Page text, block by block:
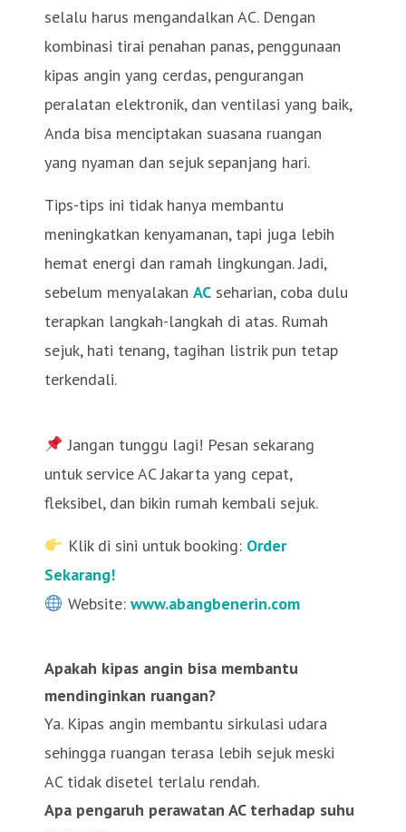
selalu harus mengandalkan AC. Dengan
kombinasi tirai penahan panas, penggunaan
kipas angin yang cerdas, pengurangan
peralatan elektronik, dan ventilasi yang baik,
Anda bisa menciptakan suasana ruangan
yang nyaman dan sejuk sepanjang hari.
Tips-tips ini tidak hanya membantu
meningkatkan kenyamanan, tapi juga lebih
hemat energi dan ramah lingkungan. Jadi,
sebelum menyalakan AC seharian, coba dulu
terapkan langkah-langkah di atas. Rumah
sejuk, hati tenang, tagihan listrik pun tetap
terkendali.
Jangan tunggu lagi! Pesan sekarang
untuk service AC Jakarta yang cepat,
fleksibel, dan bikin rumah kembali sejuk.
Klik di sini untuk booking: Order
Sekarang!
Website: www.abangbenerin.com
Apakah kipas angin bisa membantu
mendinginkan ruangan?
Ya. Kipas angin membantu sirkulasi udara
sehingga ruangan terasa lebih sejuk meski
AC tidak disetel terlalu rendah.
Apa pengaruh perawatan AC terhadap suhu